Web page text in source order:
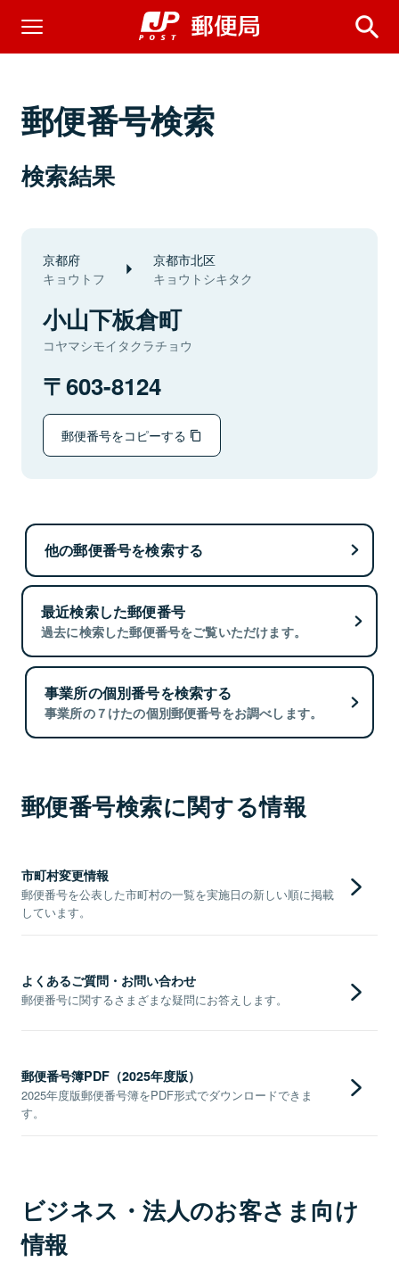
郵便番号検索
検索結果
京都府
キョウトフ
京都市北区
キョウトシキタク
小山下板倉町
コヤマシモイタクラチョウ
603-8124
郵便番号をコピーする
他の郵便番号を検索する
最近検索した郵便番号
過去に検索した郵便番号をご覧いただけます。
事業所の個別番号を検索する
事業所の７けたの個別郵便番号をお調べします。
郵便番号検索に関する情報
市町村変更情報
郵便番号を公表した市町村の一覧を実施日の新しい順に掲載
しています。
よくあるご質問・お問い合わせ
郵便番号に関するさまざまな疑問にお答えします。
郵便番号簿PDF（2025年度版）
2025年度版郵便番号簿をPDF形式でダウンロードできま
す。
ビジネス・法人のお客さま向け
情報